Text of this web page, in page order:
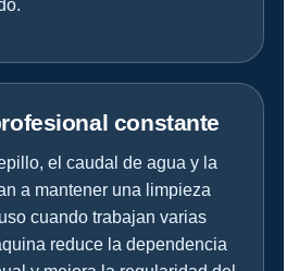
constante
el caudal de agua y la
a mantener una limpieza
cuando trabajan varias
reduce la dependencia